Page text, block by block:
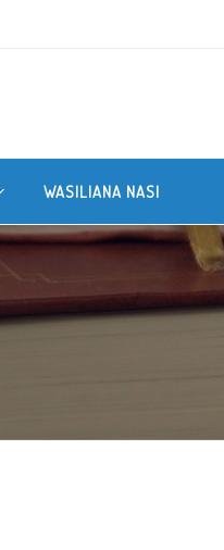
WASILIANA NASI